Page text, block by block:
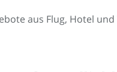
aus Flug, Hotel